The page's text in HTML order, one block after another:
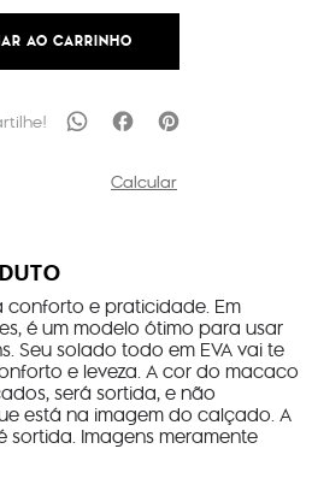
AO CARRINHO
Calcular
conforto e praticidade. Em
é um modelo ótimo para usar
Seu solado todo em EVA vai te
e leveza. A cor do macaco
será sortida, e não
está na imagem do calçado. A
Imagens meramente